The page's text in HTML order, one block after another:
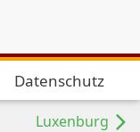
Datenschutz
Luxenburg